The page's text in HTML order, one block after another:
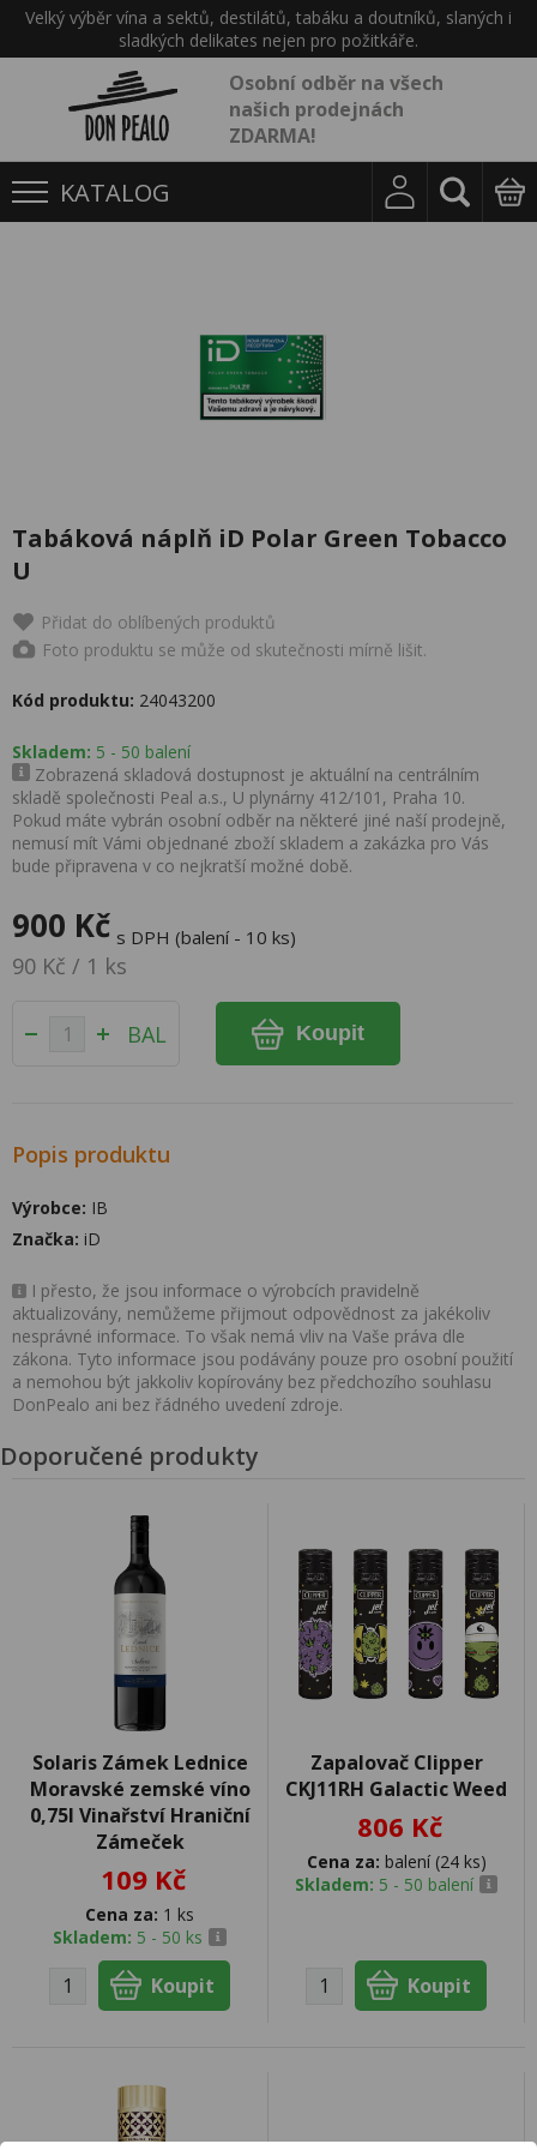
Velký výběr vína a sektů, destilátů, tabáku a doutníků, slaných i
sladkých delikates nejen pro požitkáře.
Osobní odběr na všech
našich prodejnách
ZDARMA!
KATALOG
Tabáková náplň iD Polar Green Tobacco
U
Přidat do oblíbených produktů
Foto produktu se může od skutečnosti mírně lišit.
Kód produktu: 24043200
Skladem: 5 - 50 balení
Zobrazená skladová dostupnost je aktuální na centrálním
skladě společnosti Peal a.s., U plynárny 412/101, Praha 10.
Pokud máte vybrán osobní odběr na některé jiné naší prodejně,
nemusí mít Vámi objednané zboží skladem a zakázka pro Vás
bude připravena v co nejkratší možné době.
900 Kč s DPH (balení - 10 ks)
90 Kč / 1 ks
BAL Koupit
Popis produktu
Výrobce: IB
Značka: iD
I přesto, že jsou informace o výrobcích pravidelně
aktualizovány, nemůžeme přijmout odpovědnost za jakékoliv
nesprávné informace. To však nemá vliv na Vaše práva dle
zákona. Tyto informace jsou podávány pouze pro osobní použití
a nemohou být jakkoliv kopírovány bez předchozího souhlasu
DonPealo ani bez řádného uvedení zdroje.
Doporučené produkty
Solaris Zámek Lednice
Moravské zemské víno
0,75l Vinařství Hraniční
Zámeček
109 Kč
Cena za: 1 ks
Skladem: 5 - 50 ks
Zapalovač Clipper
CKJ11RH Galactic Weed
806 Kč
Cena za: balení (24 ks)
Skladem: 5 - 50 balení